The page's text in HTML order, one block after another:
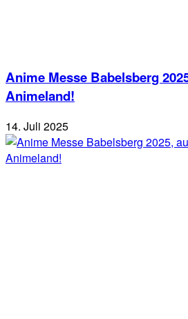
Anime Messe Babelsberg
Animeland!
14. Juli 2025